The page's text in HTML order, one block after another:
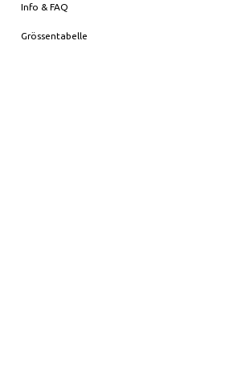
Info & FAQ
Grössentabelle